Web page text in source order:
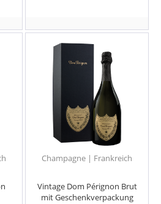
Champagne | Frankreich
Vintage Dom Pérignon Brut
mit Geschenkverpackung